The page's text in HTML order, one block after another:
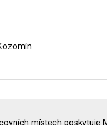
místech poskytuje